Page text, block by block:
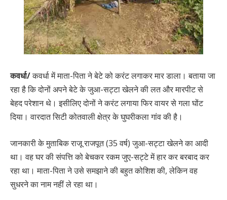
कवर्धा/कवर्धा में माता-पिता ने बेटे को करंट लगाकर मार डाला। बताया जा
रहा है कि दोनों अपने बेटे के जुआ-सट्टा खेलने की लत और मारपीट से
बेहद परेशान थे। इसीलिए दोनों ने करंट लगाया फिर वायर से गला घोंट
दिया। वारदात सिटी कोतवाली क्षेत्र के घुघरीकला गांव की है।
जानकारी के मुताबिक राजू राजपूत (35 वर्ष) जुआ-सट्टा खेलने का आदी
था। वह घर की संपत्ति को बेचकर रकम जुए-सट्टे में हार कर बरबाद कर
रहा था। माता-पिता ने उसे समझाने की बहुत कोशिश की, लेकिन वह
सुधरने का नाम नहीं ले रहा था।